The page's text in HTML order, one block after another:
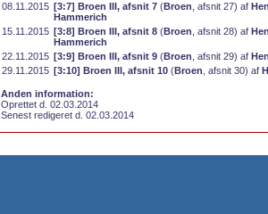
08.11.2015 [3:7] Broen III, afsnit 7 (Broen , afsnit 27) af
Hammerich
15.11.2015 [3:8] Broen III, afsnit 8 (Broen , afsnit 28) af
Hammerich
22.11.2015 [3:9] Broen III, afsnit 9 (Broen , afsnit 29) af
29.11.2015 [3:10] Broen III, afsnit 10 (Broen , afsnit 30) af
Anden information:
Oprettet d. 02.03.2014
Senest redigeret d. 02.03.2014